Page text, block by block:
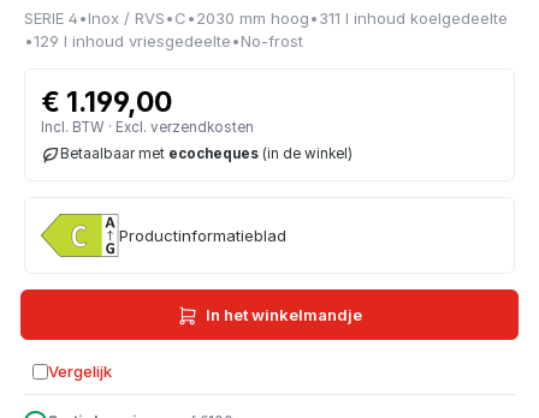
SERIE 4•Inox / RVS•C•2030 mm hoog•311 l inhoud koelgedeelte
•129 l inhoud vriesgedeelte•No-frost
€ 1.199,00
Incl. BTW · Excl. verzendkosten
Betaalbaar met ecocheques (in de winkel)
Productinformatieblad
In het winkelmandje
Vergelijk
Toevoegen aan vergelijking